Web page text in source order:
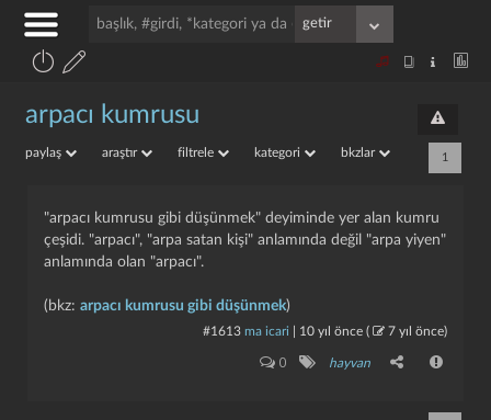
arpacı kumrusu
paylaş araştır filtrele kategori bkzlar 1
"arpacı kumrusu gibi düşünmek" deyiminde yer alan kumru
çeşidi. "arpacı", "arpa satan kişi" anlamında değil "arpa yiyen"
anlamında olan "arpacı".
(bkz: arpacı kumrusu gibi düşünmek)
#1613 ma icari 10 yıl önce ( 7 yıl önce)
0 hayvan